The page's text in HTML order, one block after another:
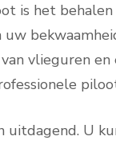
is het
uw
vlieguren en
uitdagend. U